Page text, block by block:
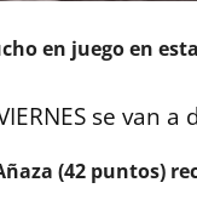
en juego en
se van
(42 puntos)